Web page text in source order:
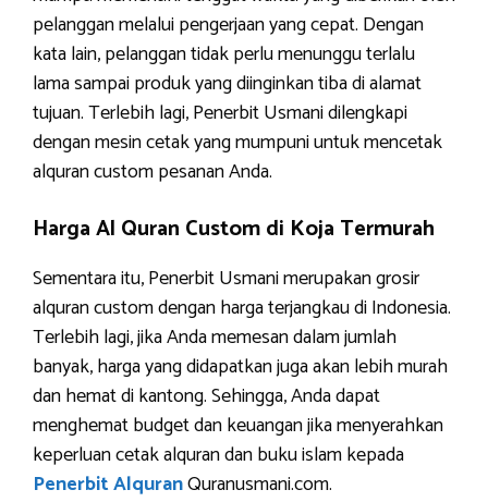
pelanggan melalui pengerjaan yang cepat. Dengan
kata lain, pelanggan tidak perlu menunggu terlalu
lama sampai produk yang diinginkan tiba di alamat
tujuan. Terlebih lagi, Penerbit Usmani dilengkapi
dengan mesin cetak yang mumpuni untuk mencetak
alquran custom pesanan Anda.
Harga Al Quran Custom di Koja Termurah
Sementara itu, Penerbit Usmani merupakan grosir
alquran custom dengan harga terjangkau di Indonesia.
Terlebih lagi, jika Anda memesan dalam jumlah
banyak, harga yang didapatkan juga akan lebih murah
dan hemat di kantong. Sehingga, Anda dapat
menghemat budget dan keuangan jika menyerahkan
keperluan cetak alquran dan buku islam kepada
Penerbit AlquranQuranusmani.com.